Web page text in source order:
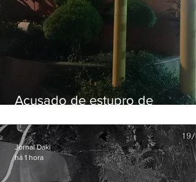
Acusado de estupro de
Jornal Daki
há 1 hora